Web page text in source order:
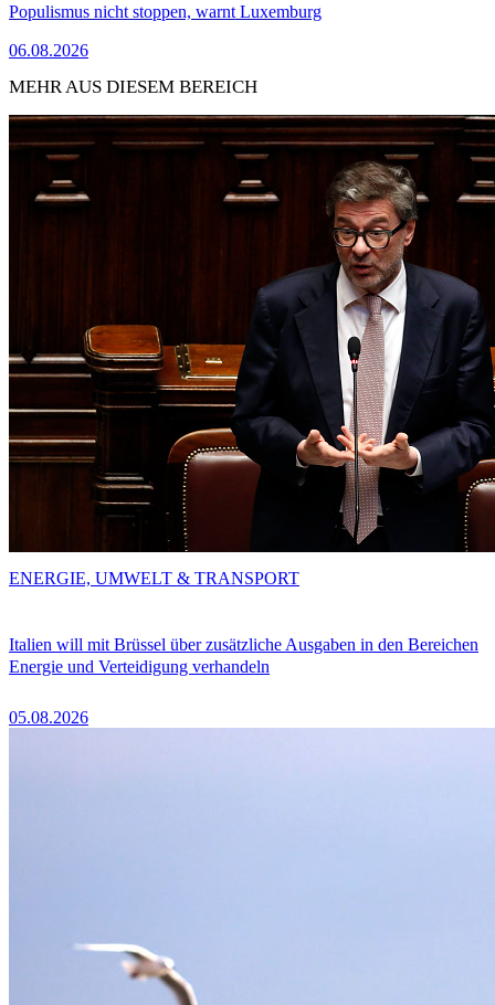
Populismus nicht stoppen, warnt Luxemburg
06.08.2026
MEHR AUS DIESEM BEREICH
Italien will mit Brüssel über zusätzliche Ausgaben in den Bereichen
Energie und Verteidigung verhandeln
05.08.2026
ENERGIE, UMWELT & TRANSPORT